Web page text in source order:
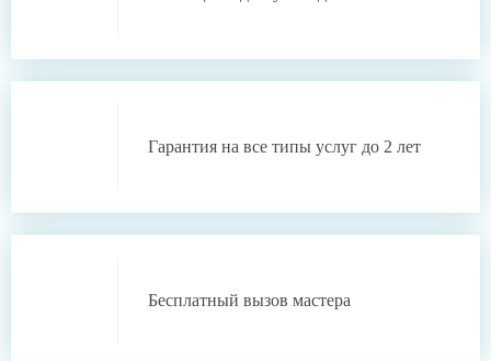
Гарантия на все типы услуг до 2 лет
Бесплатный вызов мастера